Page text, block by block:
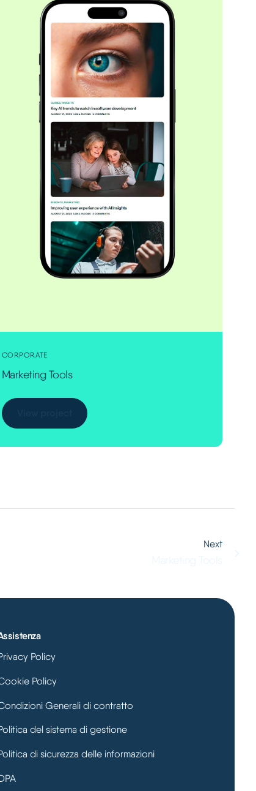
CORPORATE
Marketing Tools
Next
Policy
Policy
Generali di contratto
del sistema di gestione
di sicurezza delle informazioni